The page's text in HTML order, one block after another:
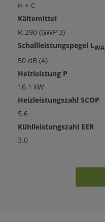
H + C
Kältemittel
R-290 (GWP 3)
Schallleistungspegel LWA
50 dB (A)
Heizleistung P
16.1 kW
Heizleistungszahl SCOP
5.6
Kühlleistungszahl EER
3.0